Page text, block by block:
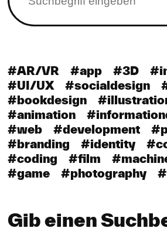
#AR/VR #app #3D
#UI/UX
#socialdesign
#bookdesign
#animation
#web
#development
#branding
#identity
#coding
#film
#game
#photography
Gib einen